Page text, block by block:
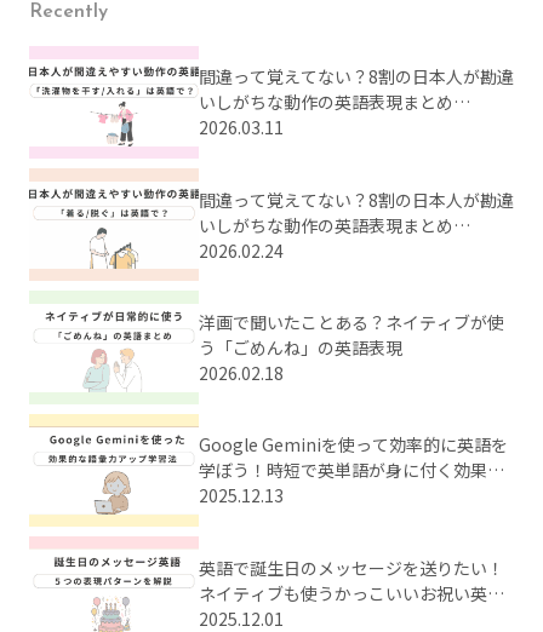
Recently
間違って覚えてない？8割の日本人が勘違
いしがちな動作の英語表現まとめ
【Part2】
2026.03.11
間違って覚えてない？8割の日本人が勘違
いしがちな動作の英語表現まとめ
【Part1】
2026.02.24
洋画で聞いたことある？ネイティブが使
う「ごめんね」の英語表現
2026.02.18
Google Geminiを使って効率的に英語を
学ぼう！時短で英単語が身に付く効果的
な学習法とは？
2025.12.13
英語で誕生日のメッセージを送りたい！
ネイティブも使うかっこいいお祝い英語
をまとめてご紹介
2025.12.01